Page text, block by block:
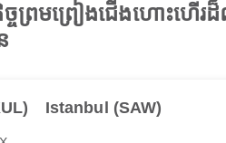
ចព្រមព្រៀងជើងហោះហ
Istanbul (SAW)